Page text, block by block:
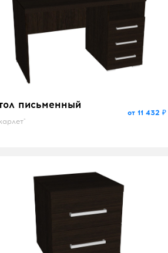
письменный
от 11 432 ₽